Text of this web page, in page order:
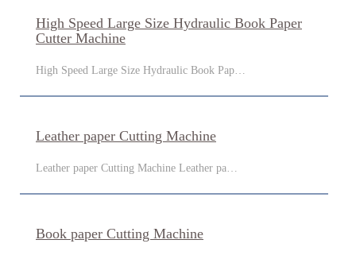
High Speed Large Size Hydraulic Book Paper
Cutter Machine
High Speed Large Size Hydraulic Book Pap…
Leather paper Cutting Machine
Leather paper Cutting Machine Leather pa…
Book paper Cutting Machine